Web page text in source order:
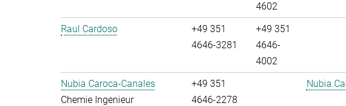
4602
Raul Cardoso
+49 351
4646-3281
+49 351
4646-
4002
Nubia Caroca-Canales
Chemie Ingenieur
+49 351
4646-2278